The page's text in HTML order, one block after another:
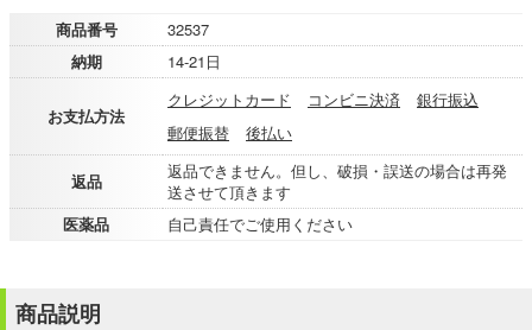
商品番号
32537
納期
14-21日
お支払方法
クレジットカード コンビニ決済
銀行振込
郵便振替
後払い
返品
返品できません。但し、破損・誤送の場合は再発
送させて頂きます
医薬品
自己責任でご使用ください
商品説明